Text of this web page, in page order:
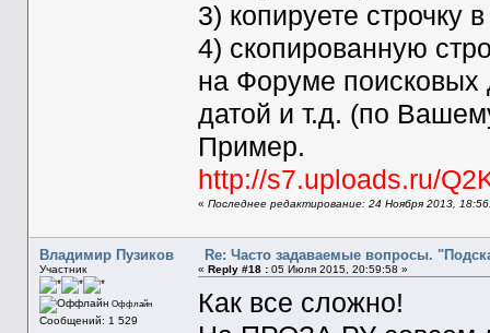
3) копируете строчку
4) скопированную
на Форуме
датой и т.д. (по
Пример.
http://s7.uploads.ru/
« Последнее редактирование: 24 Ноября 2013,
Владимир Пузиков
Участник
Оффлайн
Сообщений: 1 529
Re: Часто задаваемые вопросы.
« Reply #18 :05 Июля 2015, 20:59:58 »
Как все сложно!